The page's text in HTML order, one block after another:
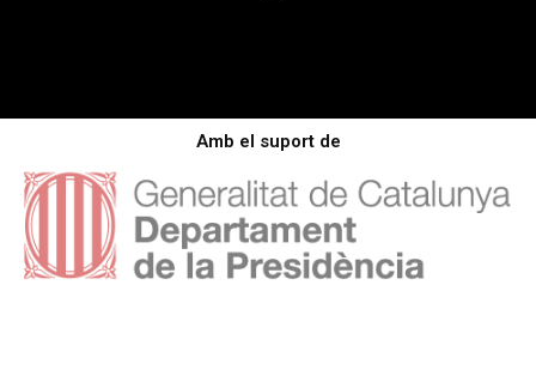
Amb el suport de